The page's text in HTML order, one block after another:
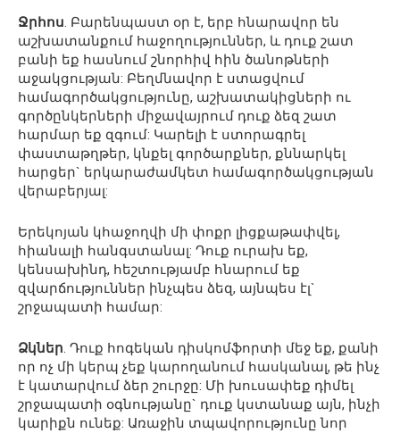
Ջրհոս. Բարենպաստ օր է, երբ հնարավոր են
աշխատանքում հաջողություններ, և դուք շատ
բանի եք հասնում շնորհիվ հին ծանոթների
աջակցության: Բեղմնավոր է ստացվում
համագործակցությունը, աշխատակիցների ու
գործընկերների միջավայրում դուք ձեզ շատ
հարմար եք զգում: Կարելի է ստորագրել
փաստաթղթեր, կնքել գործարքներ, քննարկել
հարցեր` երկարաժամկետ համագործակցության
վերաբերյալ:
Երեկոյան կհաջողվի մի փոքր լիցքաթափվել,
հիանալի հանգստանալ: Դուք ուրախ եք,
կենսախինդ, հեշտությամբ հնարում եք
զվարճություններ ինչպես ձեզ, այնպես էլ`
շրջապատի համար:
Ձկներ. Դուք հոգեկան դիսկոմֆորտի մեջ եք, քանի
որ ոչ մի կերպ չեք կարողանում հասկանալ, թե ինչ
է կատարվում ձեր շուրջը: Մի խուսափեք դիմել
շրջապատի օգնությանը` դուք կստանաք այն, ինչի
կարիքն ունեք: Առաջին տպավորությունը նոր